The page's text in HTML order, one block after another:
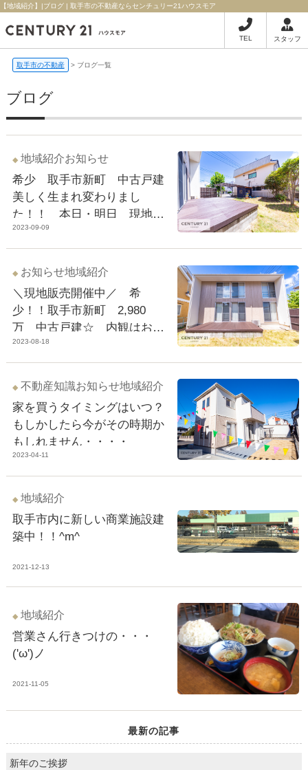
【地域紹介】|ブログ | 取手市の不動産ならセンチュリー21ハウスモア
TEL スタッフ
取手市の不動産 > ブログ一覧
ブログ
地域紹介お知らせ
希少 取手市新町 中古戸建
美しく生まれ変わりまし
た！！ 本日・明日 現地見
学会開催中☆彡
2023-09-09
お知らせ地域紹介
＼現地販売開催中／ 希
少！！取手市新町 2,980
万 中古戸建☆ 内観はお洒
落な無垢材の自然素材のお家
です。
2023-08-18
不動産知識お知らせ地域紹介
家を買うタイミングはいつ？
もしかしたら今がその時期か
もしれません・・・・
2023-04-11
地域紹介
取手市内に新しい商業施設建
築中！！^m^
2021-12-13
地域紹介
営業さん行きつけの・・・
('ω')ノ
2021-11-05
最新の記事
新年のご挨拶